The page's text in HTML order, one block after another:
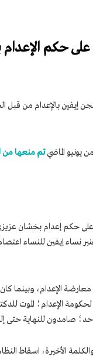
حكم الإعدام
تم منعها من
احتجت السجينات السياسيات بسجن إيفين يوم الأربعاء 24 يوليو
إيفين للنساء
الإعدام، وبينما
الإعدام؛ الموت
صامدون للنهاية حتى
الأخيرة، اسقاط